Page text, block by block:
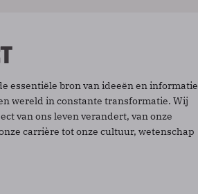
essentiële bron van ideeën en informatie
wereld in constante transformatie. Wij
van ons leven verandert, van onze
carrière tot onze cultuur, wetenschap